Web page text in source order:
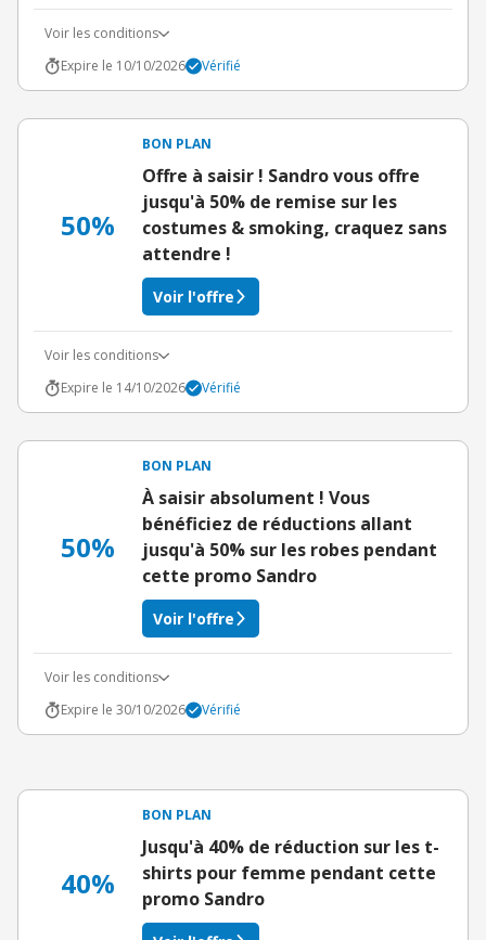
Voir les conditions
Expire le 10/10/2026
Vérifié
50%
BON PLAN
Offre à saisir ! Sandro vous offre
jusqu'à 50% de remise sur les
costumes & smoking, craquez sans
attendre !
Voir l'offre
Voir les conditions
Expire le 14/10/2026
Vérifié
50%
BON PLAN
À saisir absolument ! Vous
bénéficiez de réductions allant
jusqu'à 50% sur les robes pendant
cette promo Sandro
Voir l'offre
Voir les conditions
Expire le 30/10/2026
Vérifié
40%
BON PLAN
Jusqu'à 40% de réduction sur les t-
shirts pour femme pendant cette
promo Sandro